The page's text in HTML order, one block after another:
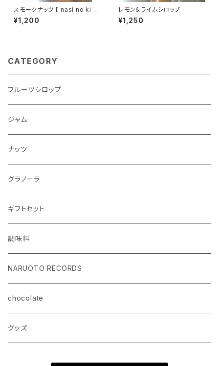
スモークナッツ 【 nasi no ki re
birth project 】
¥1,200
レモン＆ライムシロップ
¥1,250
CATEGORY
フルーツシロップ
ジャム
ナッツ
グラノーラ
ギフトセット
調味料
NARUOTO RECORDS
chocolate
グッズ